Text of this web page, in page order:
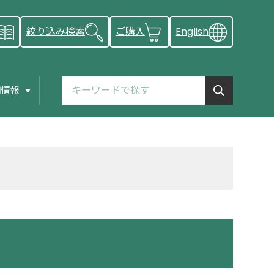
報
絞り込み検索 ご購入 English